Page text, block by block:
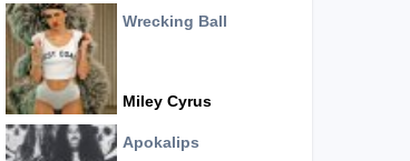
Wrecking Ball
Miley Cyrus
Apokalips